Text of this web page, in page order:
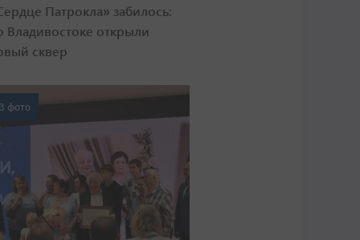
Патрокла» забилось:
Владивостоке открыли
сквер
фото